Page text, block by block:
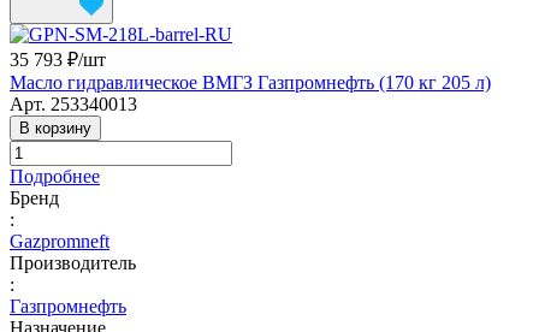
35 793 ₽/шт
Масло гидравлическое ВМГЗ Газпромнефть (170 кг 205 л)
Арт. 253340013
В корзину
Подробнее
Бренд
:
Gazpromneft
Производитель
:
Газпромнефть
Назначение